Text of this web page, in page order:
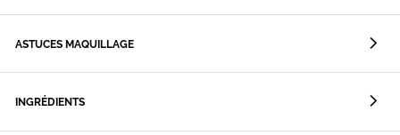
ASTUCES MAQUILLAGE
INGRÉDIENTS